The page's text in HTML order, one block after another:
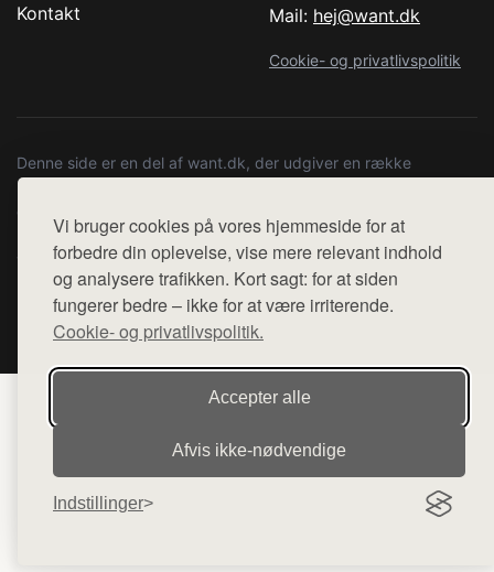
Vi bruger cookies på vores hjemmeside for at
forbedre din oplevelse, vise mere relevant indhold
og analysere trafikken. Kort sagt: for at siden
fungerer bedre – ikke for at være irriterende.
Cookie- og privatlivspolitik.
Accepter alle
Afvis ikke‑nødvendige
Indstillinger
Kontakt
Mail: hej@want.dk
Cookie- og privatlivspolitik
Denne side er en del af want.dk, der udgiver en række
hjemmesider med præsentation af forskellige produkter fra
diverse webshops. Der sælges ikke varer fra denne side - vi
henviser til de shops, som sælger varen. Vi har heller ikke
varerne på lager.
© 2026 vestsjaellands-marineservice.dk. Alle rettigheder
forbeholdes.